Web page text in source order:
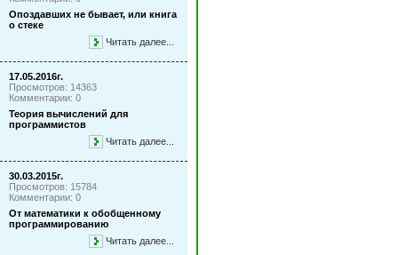
Опоздавших не бывает, или книга
о стеке
Читать далее...
17.05.2016г.
Просмотров: 14363
Комментарии: 0
Теория вычислений для
программистов
Читать далее...
30.03.2015г.
Просмотров: 15784
Комментарии: 0
От математики к обобщенному
программированию
Читать далее...